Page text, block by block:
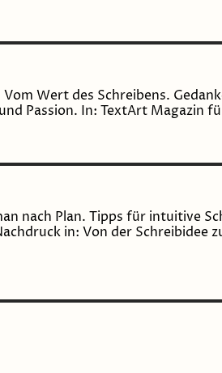
Wert des Schreibens.
Passion. In: TextArt Magazin
nach Plan. Tipps für intuitive
in: Von der Schreibidee